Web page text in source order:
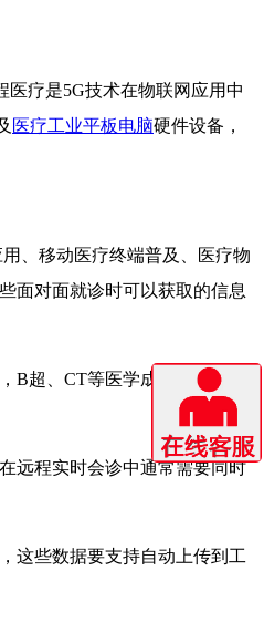
疗是5G技术在物联网应用中
医疗工业平板电脑硬件设备，
、移动医疗终端普及、医疗物
面对面就诊时可以获取的信息
B超、CT等医学成像技术，
远程实时会诊中通常需要同时
这些数据要支持自动上传到工